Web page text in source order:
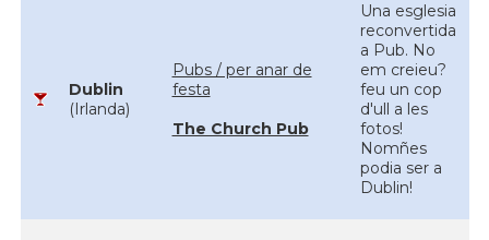
Dublin
(Irlanda)
Pubs / per anar de
festa
The Church Pub
Una esglesia
reconvertida
a Pub. No
em creieu?
feu un cop
d'ull a les
fotos!
Nomñes
podia ser a
Dublin!